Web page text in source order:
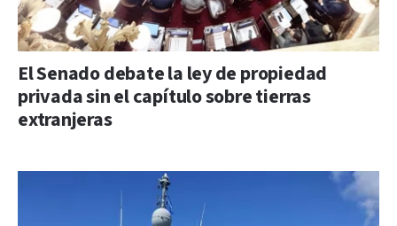
El Senado debate la ley de propiedad
privada sin el capítulo sobre tierras
extranjeras